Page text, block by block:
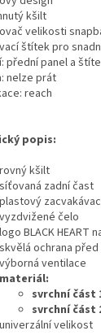
kšilt
velikosti
štítek pro
přední panel a
nelze prát
reach
popis:
rovný kšilt
síťovaná zadní čast
plastový
vyzdvižené čelo
logo BLACK
skvělá ochrana před
výborná ventilace
materiál:
svrchní část
svrchní část
univerzální velikost